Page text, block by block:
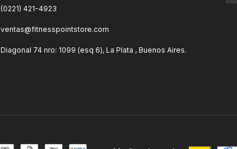
(0221) 421-4923
ventas@fitnesspointstore.com
Diagonal 74 nro: 1099 (esq 6), La Plata , Buenos Aires.